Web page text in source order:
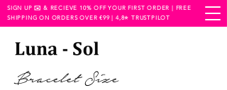
SIGN UP ✉️ & RECIEVE 10% OFF YOUR FIRST ORDER | FREE
SHIPPING ON ORDERS OVER €99 | 4,8⭐️ TRUSTPILOT
Bracelet Size